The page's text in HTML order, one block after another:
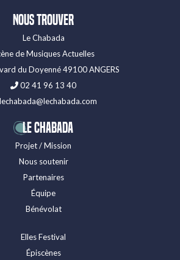
Nous trouver
Le Chabada
de Musiques Actuelles
du Doyenné 49100 ANGERS
02 41 96 13 40
lechabada@lechabada.com
LE CHABADA
Projet / Mission
Nous soutenir
Partenaires
Équipe
Bénévolat
Elles Festival
Épiscènes